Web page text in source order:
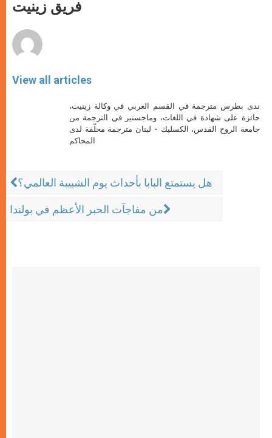
p e k
فريق زينيت
View all articles
ندى بطرس مترجمة في القسم العربي في وكالة زينيت،
حائزة على شهادة في اللغات، وماجستير في الترجمة من
جامعة الروح القدس، الكسليك - لبنان مترجمة محلّفة لدى
المحاكم
هل يستمتع البابا بأحداث يوم الشبيبة العالمي؟
من مفاجآت الحبر الأعظم في بولندا